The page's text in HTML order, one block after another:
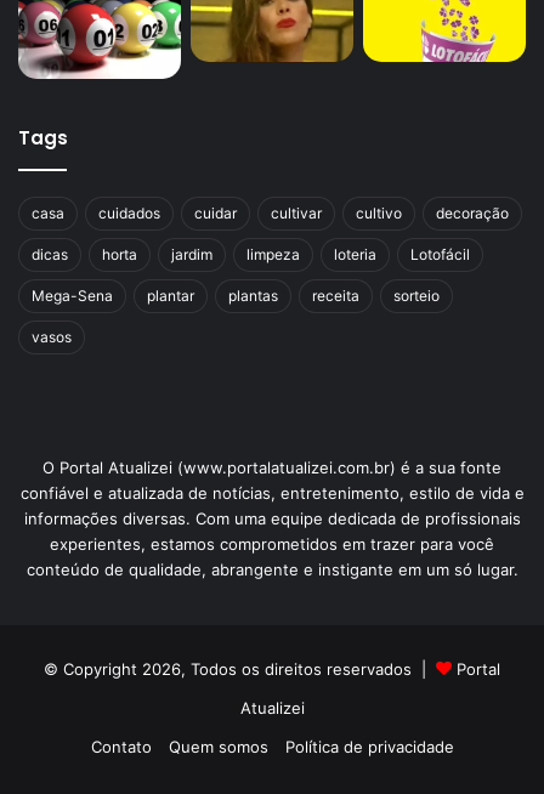
Tags
casa cuidados cuidar cultivar cultivo decoração
dicas horta jardim limpeza loteria Lotofácil
Mega-Sena plantar plantas receita sorteio
vasos
O Portal Atualizei (www.portalatualizei.com.br) é a sua fonte
confiável e atualizada de notícias, entretenimento, estilo de vida e
informações diversas. Com uma equipe dedicada de profissionais
experientes, estamos comprometidos em trazer para você
conteúdo de qualidade, abrangente e instigante em um só lugar.
© Copyright 2026, Todos os direitos reservados |
Portal
Atualizei
Contato
Quem somos Política de privacidade